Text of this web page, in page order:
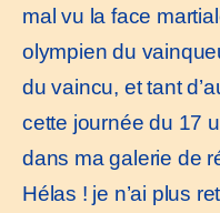
mal vu la face
olympien du
du vaincu, et tant
cette journée du 17
dans ma galerie de
Hélas ! je n’ai plus